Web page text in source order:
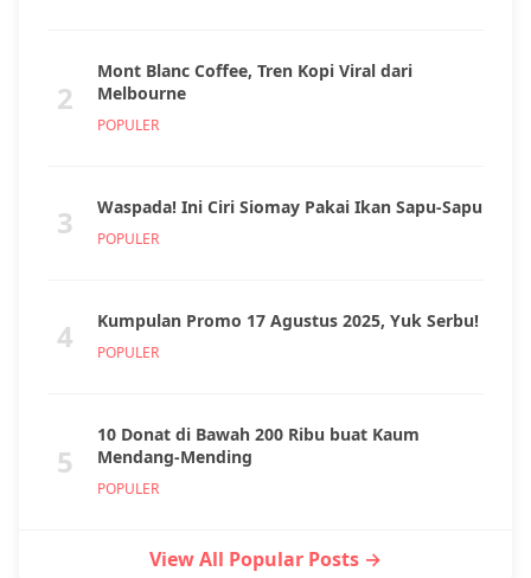
2
Mont Blanc Coffee, Tren Kopi Viral dari
Melbourne
POPULER
3 Waspada! Ini Ciri Siomay Pakai Ikan Sapu-Sapu
POPULER
4 Kumpulan Promo 17 Agustus 2025, Yuk Serbu!
POPULER
5
10 Donat di Bawah 200 Ribu buat Kaum
Mendang-Mending
POPULER
View All Popular Posts →